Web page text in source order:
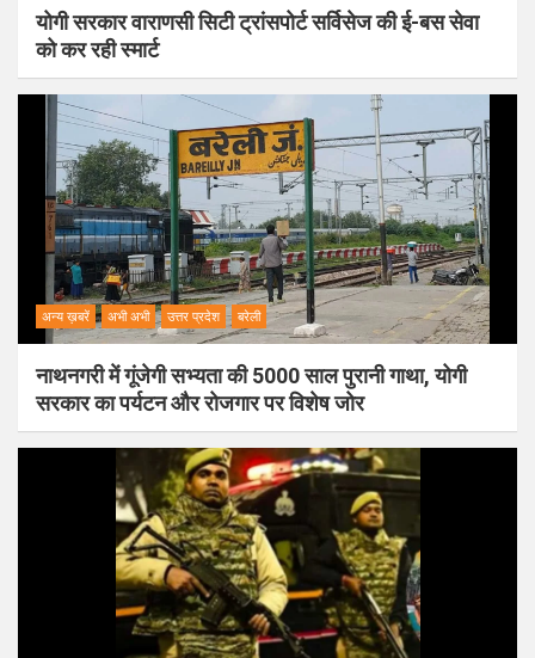
योगी सरकार वाराणसी सिटी ट्रांसपोर्ट सर्विसेज की ई-बस सेवा
को कर रही स्मार्ट
अन्य ख़बरें अभी अभी उत्तर प्रदेश बरेली
नाथनगरी में गूंजेगी सभ्यता की 5000 साल पुरानी गाथा, योगी
सरकार का पर्यटन और रोजगार पर विशेष जोर